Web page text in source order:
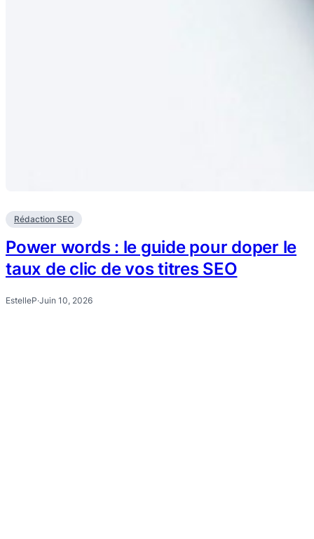
Rédaction SEO
Power words : le guide pour doper le
taux de clic de vos titres SEO
EstelleP·Juin 10, 2026